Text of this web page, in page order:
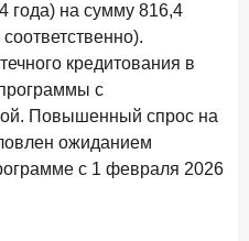
о сберегательных
и на ТВ
сберегателей
к диверсификации
выдач кредитов
года) на сумму 816,4
кредитования в
с
Повышенный спрос на
ожиданием
с 1 февраля 2026